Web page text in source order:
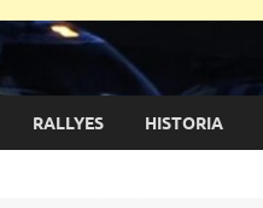
RALLYES HISTORIA